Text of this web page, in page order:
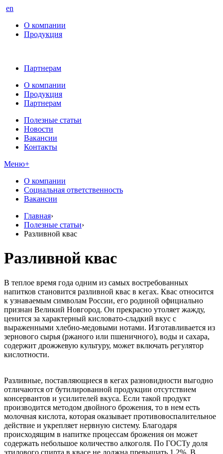
en
О компании
Продукция
Партнерам
О компании
Продукция
Партнерам
Полезные статьи
Новости
Вакансии
Контакты
Меню+
О компании
Социальная ответственность
Вакансии
Главная›
Полезные статьи›
Разливной квас
Разливной квас
В теплое время года одним из самых востребованных
напитков становится разливной квас в кегах. Квас относится
к узнаваемым символам России, его родиной официально
признан Великий Новгород. Он прекрасно утоляет жажду,
ценится за характерный кисловато-сладкий вкус с
выраженными хлебно-медовыми нотами. Изготавливается из
зернового сырья (ржаного или пшеничного), воды и сахара,
содержит дрожжевую культуру, может включать регулятор
кислотности.
Разливные, поставляющиеся в кегах разновидности выгодно
отличаются от бутилированной продукции отсутствием
консервантов и усилителей вкуса. Если такой продукт
производится методом двойного брожения, то в нем есть
молочная кислота, которая оказывает противовоспалительное
действие и укрепляет нервную систему. Благодаря
происходящим в напитке процессам брожения он может
содержать небольшое количество алкоголя. По ГОСТу доля
этилового спирта в квасе не должна превышать 1,2%. В